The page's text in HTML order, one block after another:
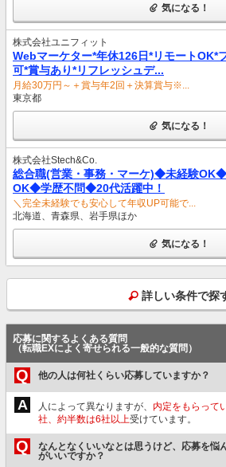
気になる！
株式会社ユニフィット
Webマーケター*年休126日*リモートOK*
可*賞与あり*リフレッシュデ...
月給30万円～＋賞与年2回＋決算賞与※...
東京都
気になる！
株式会社Stech&Co.
総合職(営業・事務・マーケ)◆未経験
OK◆学歴不問◆20代活躍中！
＼完全未経験でも安心して年収UP可能で...
北海道、青森県、岩手県ほか
気になる！
詳しい条件で探
応募に関するよくある質問
（転職EXによく寄せられる一般的な質問）
Q 他の人は何社くらい応募していますか？
A 人によって異なりますが、 内定をもらって
社、約半数は6社以上受けています。
Q
なんとなくいいなとは思うけど、応募を悩
がいいですか？